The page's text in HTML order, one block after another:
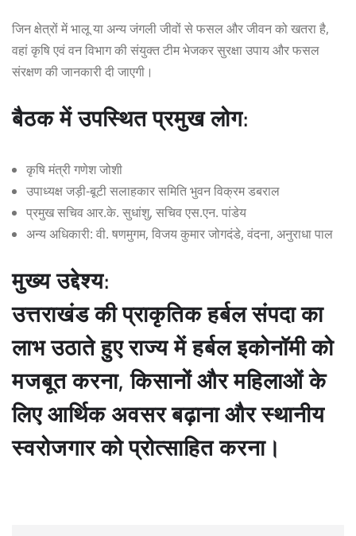
जिन क्षेत्रों में भालू या अन्य जंगली जीवों से फसल और जीवन को खतरा है,
वहां कृषि एवं वन विभाग की संयुक्त टीम भेजकर सुरक्षा उपाय और फसल
संरक्षण की जानकारी दी जाएगी।
बैठक में उपस्थित प्रमुख लोग:
कृषि मंत्री गणेश जोशी
उपाध्यक्ष जड़ी-बूटी सलाहकार समिति भुवन विक्रम डबराल
प्रमुख सचिव आर.के. सुधांशु, सचिव एस.एन. पांडेय
अन्य अधिकारी: वी. षणमुगम, विजय कुमार जोगदंडे, वंदना, अनुराधा पाल
मुख्य उद्देश्य:
उत्तराखंड की प्राकृतिक हर्बल संपदा का
लाभ उठाते हुए राज्य में हर्बल इकोनॉमी को
मजबूत करना, किसानों और महिलाओं के
लिए आर्थिक अवसर बढ़ाना और स्थानीय
स्वरोजगार को प्रोत्साहित करना।